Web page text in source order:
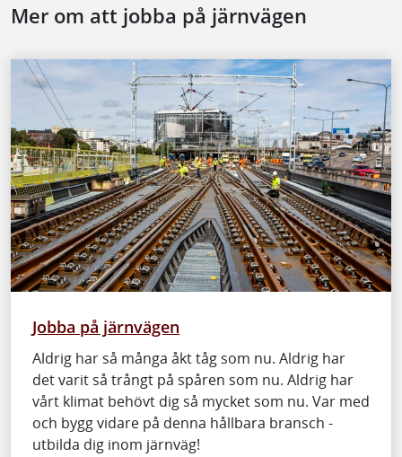
Mer om att jobba på järnvägen
Jobba på järnvägen
Aldrig har så många åkt tåg som nu. Aldrig har
det varit så trångt på spåren som nu. Aldrig har
vårt klimat behövt dig så mycket som nu. Var med
och bygg vidare på denna hållbara bransch -
utbilda dig inom järnväg!